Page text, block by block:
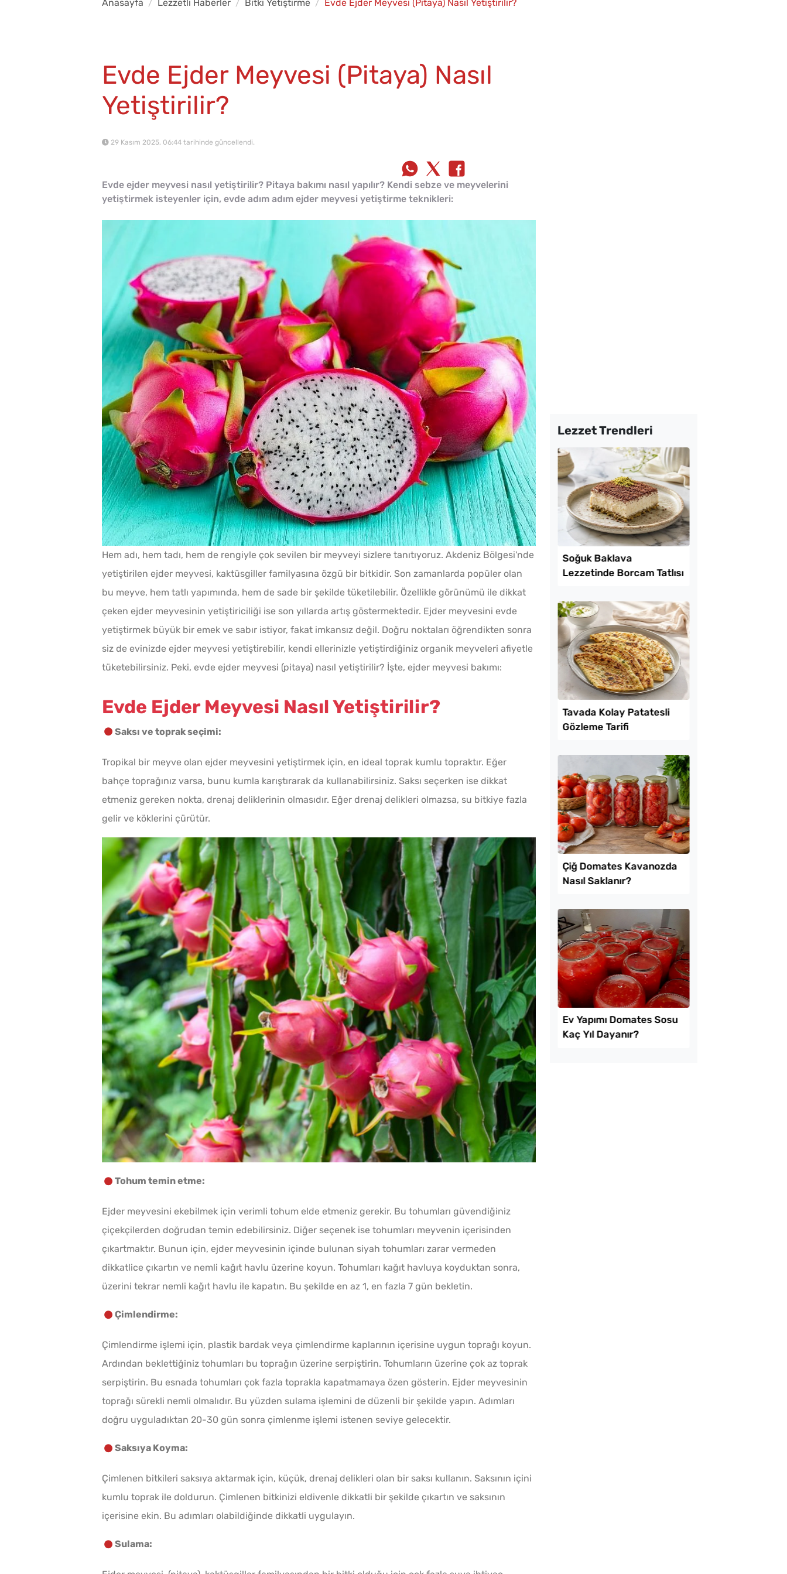
Anasayfa Lezzetli Haberler Bitki Yetiştirme Evde Ejder Meyvesi (Pitaya) Nasıl Yetiştirilir?
Evde Ejder Meyvesi (Pitaya) Nasıl
Yetiştirilir?
29 Kasım 2025, 06:44 tarihinde güncellendi.
Evde ejder meyvesi nasıl yetiştirilir? Pitaya bakımı nasıl yapılır? Kendi sebze ve meyvelerini
yetiştirmek isteyenler için, evde adım adım ejder meyvesi yetiştirme teknikleri:
Kışlık Tarhanaya Tarhun
Otu Konur Mu?
Bayat Ekmeği Saniyeler
Yöntem
Kışlık Domates Sosunun
10 Dakikaya Sendeyim
Poğaçası Tarifi
Tel Tel Ayrılan Tavada
Katmer Tarifi
Az Kıymayla Kıbrıs
Köftesi Tarifi
Sadece 1 Patates ve 1
Soğuk Baklava
Gözleme Tarifi
Hem adı, hem tadı, hem de rengiyle çok sevilen bir meyveyi sizlere tanıtıyoruz. Akdeniz Bölgesi'nde
yetiştirilen ejder meyvesi, kaktüsgiller familyasına özgü bir bitkidir. Son zamanlarda popüler olan
bu meyve, hem tatlı yapımında, hem de sade bir şekilde tüketilebilir. Özellikle görünümü ile dikkat
çeken ejder meyvesinin yetiştiriciliği ise son yıllarda artış göstermektedir. Ejder meyvesini evde
yetiştirmek büyük bir emek ve sabır istiyor, fakat imkansız değil. Doğru noktaları öğrendikten sonra
siz de evinizde ejder meyvesi yetiştirebilir, kendi ellerinizle yetiştirdiğiniz organik meyveleri afiyetle
tüketebilirsiniz. Peki, evde ejder meyvesi (pitaya) nasıl yetiştirilir? İşte, ejder meyvesi bakımı:
Evde Ejder Meyvesi Nasıl Yetiştirilir?
Saksı ve toprak seçimi:
Tropikal bir meyve olan ejder meyvesini yetiştirmek için, en ideal toprak kumlu topraktır. Eğer
bahçe toprağınız varsa, bunu kumla karıştırarak da kullanabilirsiniz. Saksı seçerken ise dikkat
etmeniz gereken nokta, drenaj deliklerinin olmasıdır. Eğer drenaj delikleri olmazsa, su bitkiye fazla
gelir ve köklerini çürütür.
Tohum temin etme:
Ejder meyvesini ekebilmek için verimli tohum elde etmeniz gerekir. Bu tohumları güvendiğiniz
çiçekçilerden doğrudan temin edebilirsiniz. Diğer seçenek ise tohumları meyvenin içerisinden
çıkartmaktır. Bunun için, ejder meyvesinin içinde bulunan siyah tohumları zarar vermeden
dikkatlice çıkartın ve nemli kağıt havlu üzerine koyun. Tohumları kağıt havluya koyduktan sonra,
üzerini tekrar nemli kağıt havlu ile kapatın. Bu şekilde en az 1, en fazla 7 gün bekletin.
Çimlendirme:
Çimlendirme işlemi için, plastik bardak veya çimlendirme kaplarının içerisine uygun toprağı koyun.
Ardından beklettiğiniz tohumları bu toprağın üzerine serpiştirin. Tohumların üzerine çok az toprak
serpiştirin. Bu esnada tohumları çok fazla toprakla kapatmamaya özen gösterin. Ejder meyvesinin
toprağı sürekli nemli olmalıdır. Bu yüzden sulama işlemini de düzenli bir şekilde yapın. Adımları
doğru uyguladıktan 20-30 gün sonra çimlenme işlemi istenen seviye gelecektir.
Saksıya Koyma:
Çimlenen bitkileri saksıya aktarmak için, küçük, drenaj delikleri olan bir saksı kullanın. Saksının içini
kumlu toprak ile doldurun. Çimlenen bitkinizi eldivenle dikkatli bir şekilde çıkartın ve saksının
içerisine ekin. Bu adımları olabildiğinde dikkatli uygulayın.
Sulama: